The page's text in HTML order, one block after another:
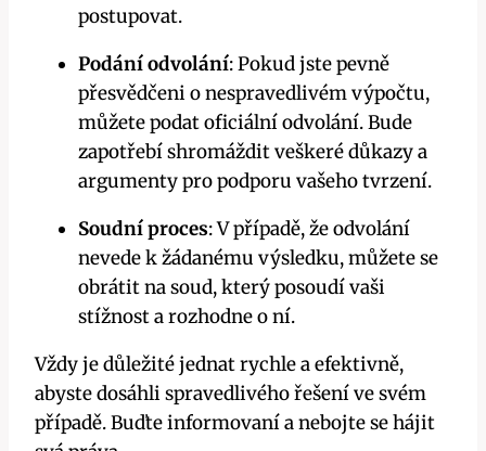
postupovat.
Podání odvolání: Pokud jste pevně
přesvědčeni o nespravedlivém výpočtu,
můžete podat oficiální odvolání. Bude
zapotřebí shromáždit veškeré důkazy a
argumenty pro podporu vašeho tvrzení.
Soudní proces: V případě, že odvolání
nevede k žádanému výsledku, můžete se
obrátit na soud, který posoudí vaši
stížnost a rozhodne o ní.
Vždy je důležité jednat rychle a efektivně,
abyste dosáhli spravedlivého řešení ve svém
případě. Buďte informovaní a nebojte se hájit